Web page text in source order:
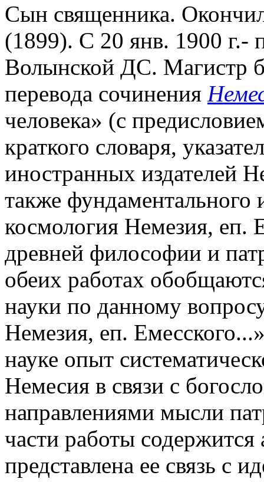
Сын священника.
(1899). С 20 янв. 1900 г.-
Волынской ДС. Магистр
перевода сочинения
человека» (с
краткого словаря,
иностранных издателей
также фундаментального
космология Немезия, еп.
древней философии и
обеих работах
науки по данному
Немезия, еп.
науке опыт
Немесия в связи с
направлениями мысли
части работы
представлена ее связь с